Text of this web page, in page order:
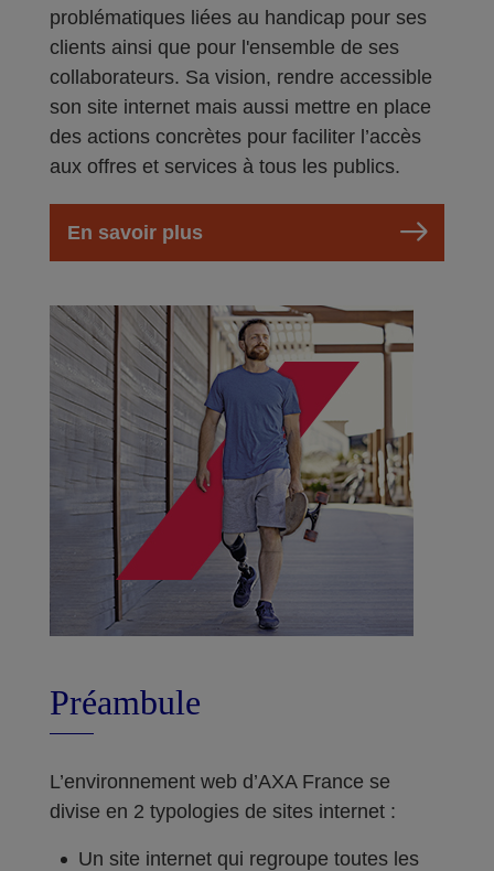
problématiques liées au handicap pour ses
clients ainsi que pour l'ensemble de ses
collaborateurs. Sa vision, rendre accessible
son site internet mais aussi mettre en place
des actions concrètes pour faciliter l’accès
aux offres et services à tous les publics.
En savoir plus
Préambule
L’environnement web d’AXA France se
divise en 2 typologies de sites internet :
Un site internet qui regroupe toutes les